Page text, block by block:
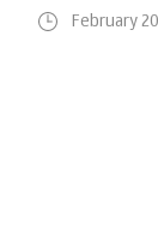
February